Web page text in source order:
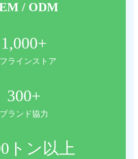
/ ODM
1,000+
ラインストア
300+
ブランド協力
トン以上